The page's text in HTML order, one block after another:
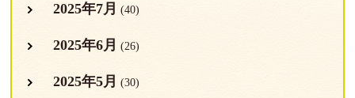
2025年7月 (40)
2025年6月 (26)
2025年5月 (30)